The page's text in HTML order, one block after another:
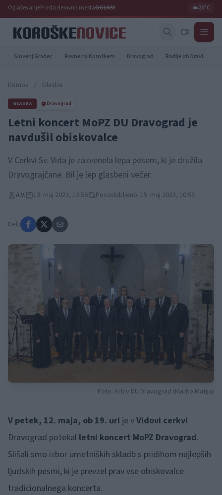
OglaševanjeProsta delovna mestaOGLASI ☁️23°C
Slovenj Gradec Ravne na Koroškem Dravograd Radlje ob Dravi
Domov / Glasba
GLASBA Dravograd
Letni koncert MoPZ DU Dravograd je
navdušil obiskovalce
V Cerkvi Sv. Vida je zazvenela lepa pesem, ki je družila
Dravograjčane. Bil je lep glasbeni večer.
A.V. 13. maj 2023, 12:56 Posodobljeno: 15. maj 2023, 10:53
Deli:
Foto: Arhiv DU Dravograd (Marko Matija)
V petek, 12. maja, ob 19. uri je vVidovi cerkvi
Dravograd potekal letni koncert MoPZ Dravograd.
Slišali smo izbor umetniških skladb s pridihom najlepših
ljudskih pesmi, ki je prevzel prav vse obiskovalce
tradicionalnega koncerta.